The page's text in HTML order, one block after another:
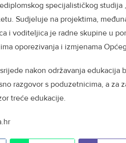
specijalističkog studija
Sudjeluje na projektima,
i voditeljica je radne skupine u
oporezivanja i izmjenama
nakon održavanja
razgovor s poduzetnicima, a za
treće edukacije.